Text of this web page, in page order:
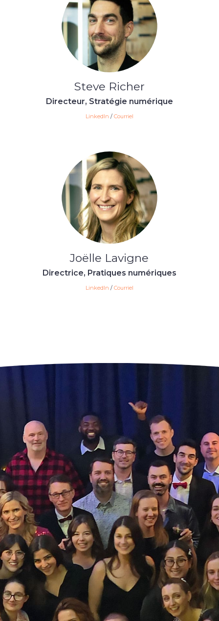
Steve Richer
Directeur, Stratégie numérique
LinkedIn / Courriel
Joëlle Lavigne
Directrice, Pratiques numériques
LinkedIn / Courriel